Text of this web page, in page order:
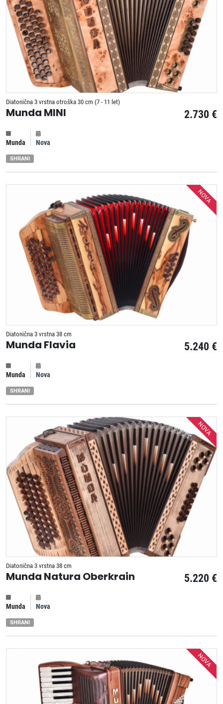
Diatonična 3 vrstna otroška 30 cm (7 - 11 let)
2.730 €
Munda MINI
Munda Nova
SHRANI
NOVA
Diatonična 3 vrstna 38 cm
5.240 €
Munda Flavia
Munda Nova
SHRANI
NOVA
Diatonična 3 vrstna 38 cm
5.220 €
Munda Natura Oberkrain
Munda Nova
SHRANI
NOVA